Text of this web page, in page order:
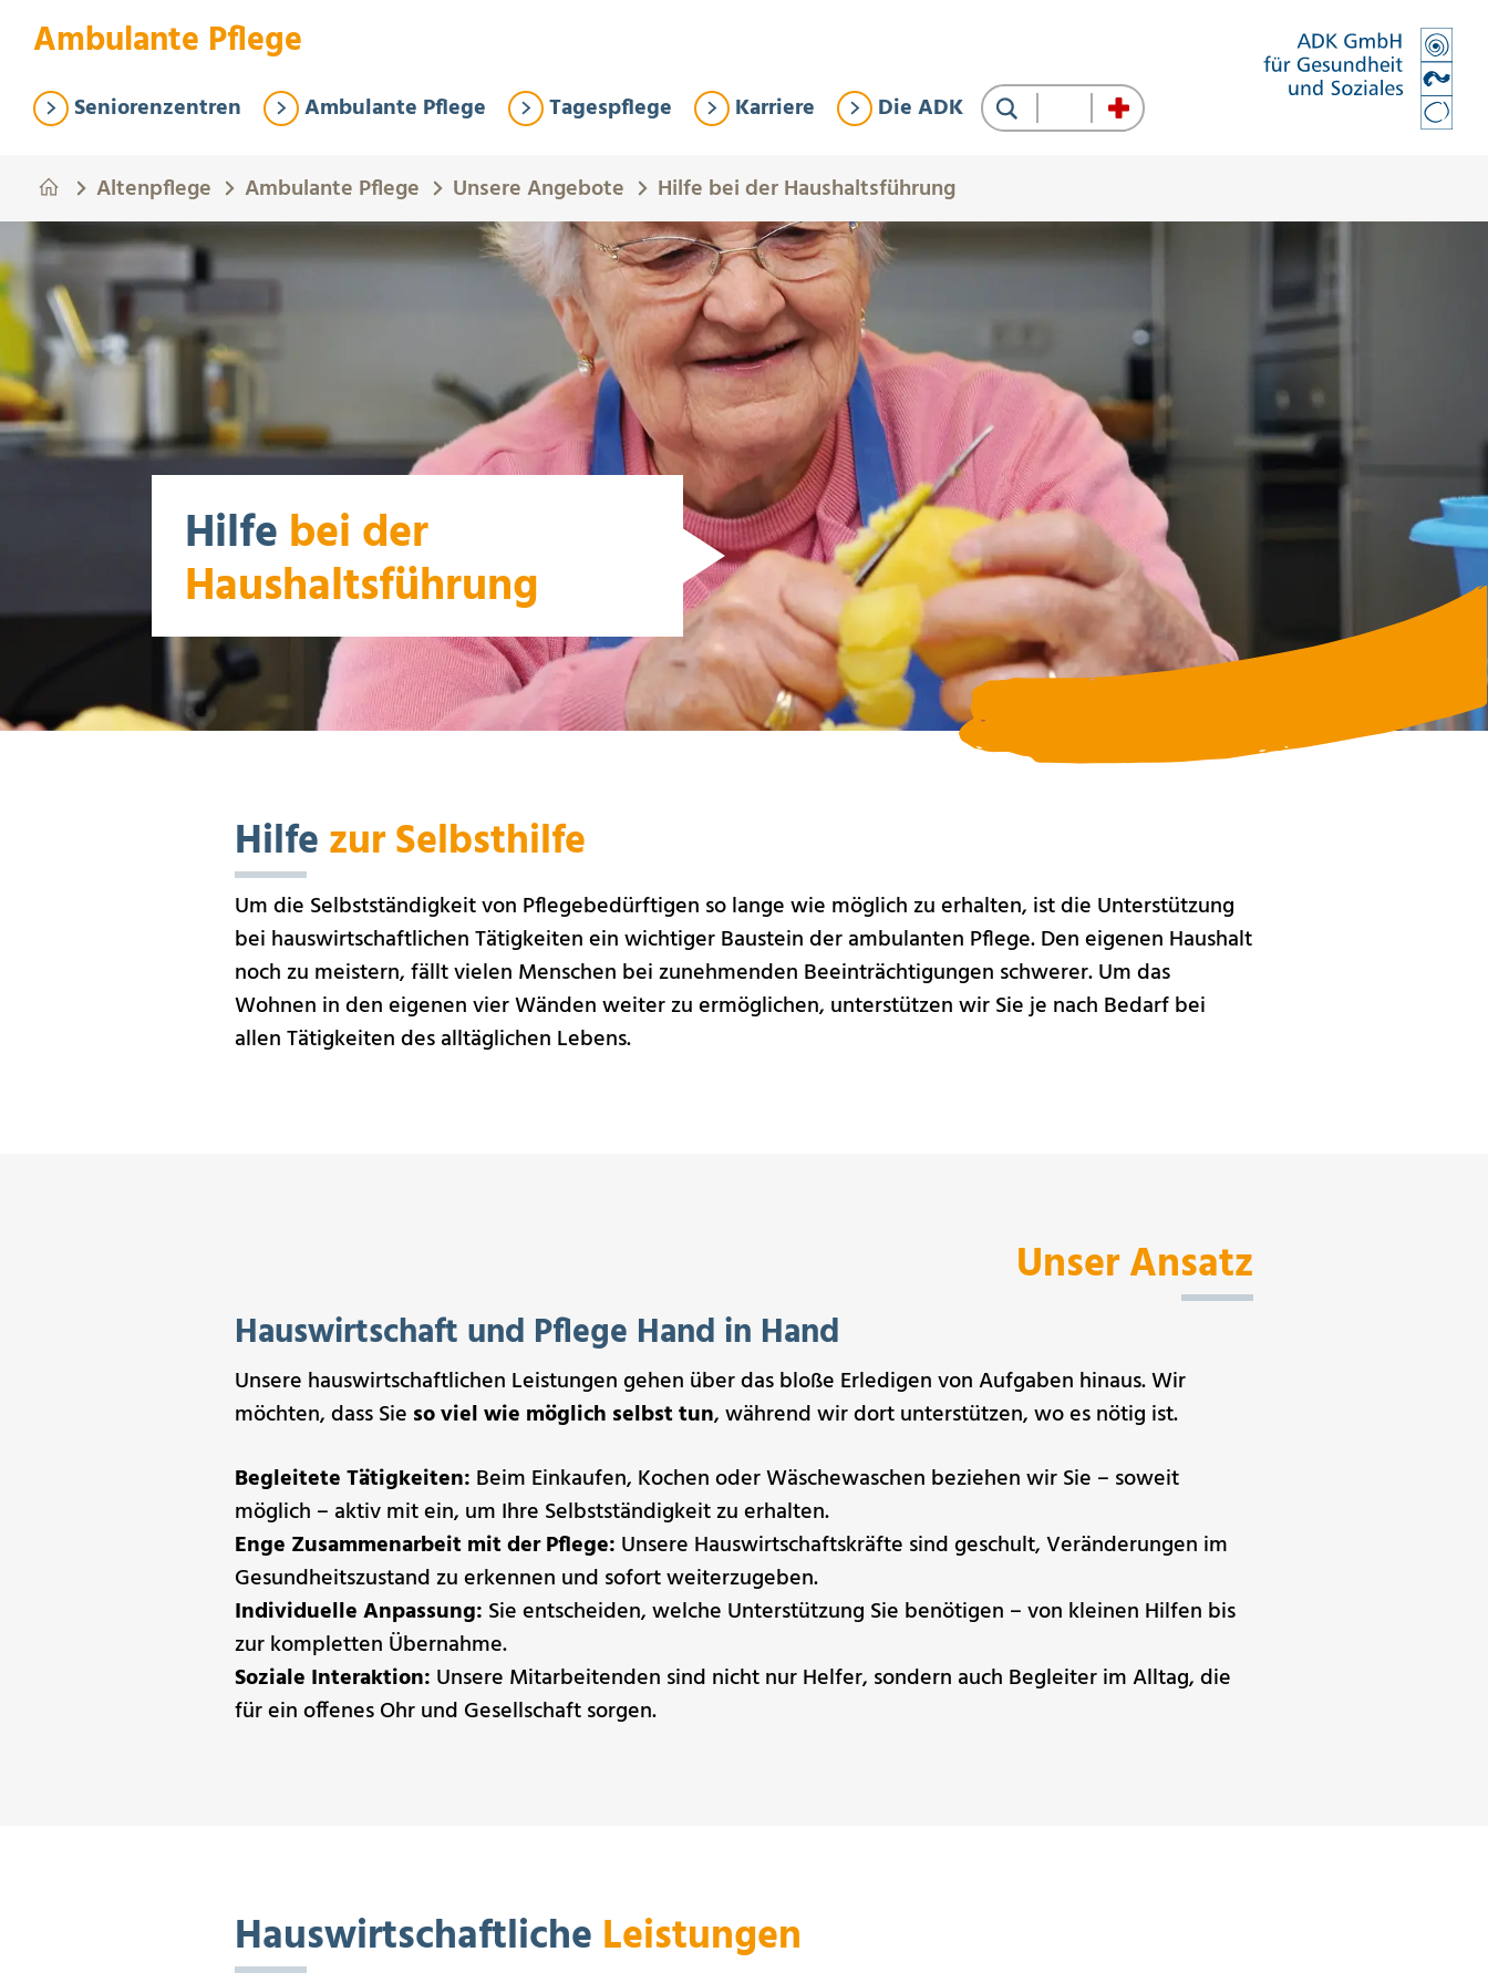
Ambulante Pflege
Seniorenzentren Ambulante Pflege Tagespflege Karriere Die ADK Suche
Altenpflege Ambulante Pflege Unsere Angebote Hilfe bei der Haushaltsführung
Hilfe bei der
Haushaltsführung
Hilfezur Selbsthilfe
Um die Selbstständigkeit von Pflegebedürftigen so lange wie möglich zu erhalten, ist die Unterstützung
bei hauswirtschaftlichen Tätigkeiten ein wichtiger Baustein der ambulanten Pflege. Den eigenen Haushalt
noch zu meistern, fällt vielen Menschen bei zunehmenden Beeinträchtigungen schwerer. Um das
Wohnen in den eigenen vier Wänden weiter zu ermöglichen, unterstützen wir Sie je nach Bedarf bei
allen Tätigkeiten des alltäglichen Lebens.
Unser Ansatz
Hauswirtschaft und Pflege Hand in Hand
Unsere hauswirtschaftlichen Leistungen gehen über das bloße Erledigen von Aufgaben hinaus. Wir
möchten, dass Sie so viel wie möglich selbst tun, während wir dort unterstützen, wo es nötig ist.
Begleitete Tätigkeiten: Beim Einkaufen, Kochen oder Wäschewaschen beziehen wir Sie – soweit
möglich – aktiv mit ein, um Ihre Selbstständigkeit zu erhalten.
Enge Zusammenarbeit mit der Pflege: Unsere Hauswirtschaftskräfte sind geschult, Veränderungen im
Gesundheitszustand zu erkennen und sofort weiterzugeben.
Individuelle Anpassung: Sie entscheiden, welche Unterstützung Sie benötigen – von kleinen Hilfen bis
zur kompletten Übernahme.
Soziale Interaktion: Unsere Mitarbeitenden sind nicht nur Helfer, sondern auch Begleiter im Alltag, die
für ein offenes Ohr und Gesellschaft sorgen.
Hauswirtschaftliche Leistungen